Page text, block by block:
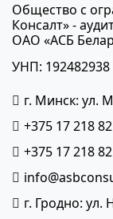
Общество с
Консалт» -
ОАО «АСБ
УНП: 192482938
г. Минск: ул.
+375 17 218
+375 17 218
г. Гродно: ул.